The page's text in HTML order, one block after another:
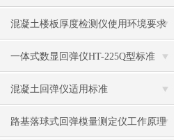
混凝土楼板厚度检测仪使用环境要求
一体式数显回弹仪HT-225Q型标准
混凝土回弹仪适用标准
路基落球式回弹模量测定仪工作原理